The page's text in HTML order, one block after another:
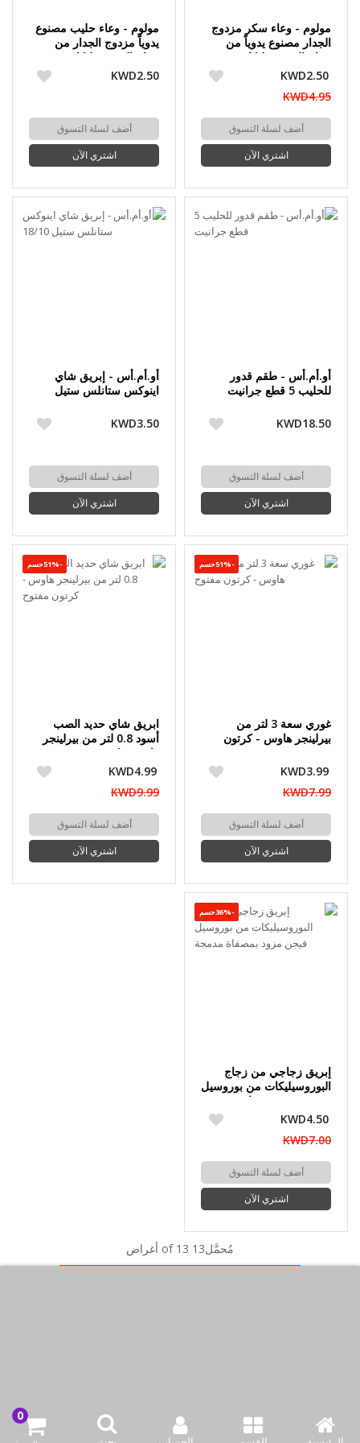
مولوم - وعاء سكر مزدوج
الجدار مصنوع يدوياً من
مل 2 حبة
KWD2.50
KWD4.95
أضف لسلة التسوق
اشتري الآن
مولوم - وعاء حليب مصنوع
يدوياً مزدوج الجدار من
مل
KWD2.50
أضف لسلة التسوق
اشتري الآن
أو.أم.أس - طقم قدور
للحليب 5 قطع جرانيت
KWD18.50
أضف لسلة التسوق
اشتري الآن
أو.أم.أس - إبريق شاي
اينوكس ستانلس ستيل
KWD3.50
أضف لسلة التسوق
اشتري الآن
-51%حسم
غوري سعة 3 لتر من
بيرلينجر هاوس - كرتون
KWD3.99
KWD7.99
أضف لسلة التسوق
اشتري الآن
-51%حسم
ابريق شاي حديد الصب
أسود 0.8 لتر من بيرلينجر
هاوس - كرتون مفتوح
KWD4.99
KWD9.99
أضف لسلة التسوق
اشتري الآن
-36%حسم
إبريق زجاجي من زجاج
البوروسيليكات من بوروسيل
فيجن مزود بمصفاة مدمجة
KWD4.50
KWD7.00
أضف لسلة التسوق
اشتري الآن
مُحمَّل13 of 13 أغراض
info@bazaar.com.kw